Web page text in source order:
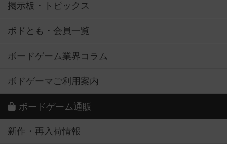
掲示板・トピックス
ボドとも・会員一覧
ボードゲーム業界コラム
ボドゲーマご利用案内
ボードゲーム通販
新作・再入荷情報